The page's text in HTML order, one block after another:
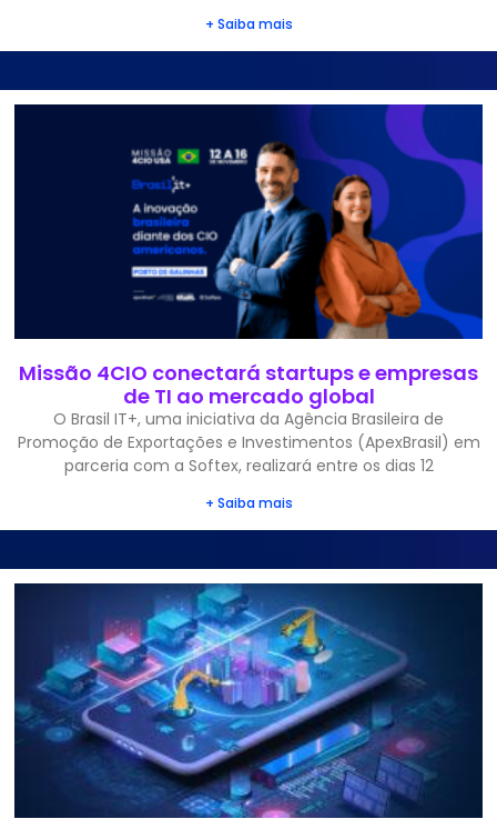
+ Saiba mais
Missão 4CIO conectará startups e empresas
de TI ao mercado global
O Brasil IT+, uma iniciativa da Agência Brasileira de
Promoção de Exportações e Investimentos (ApexBrasil) em
parceria com a Softex, realizará entre os dias 12
+ Saiba mais